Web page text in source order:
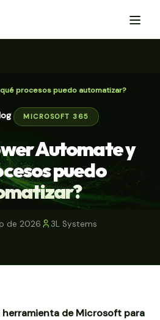
procesos puedo automatizar?
MICROSOFT 365
Automate y
puedo
de 2026 3L Systems
artículo
herramienta de Microsoft para